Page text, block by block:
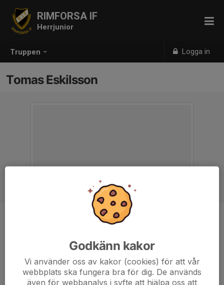
Truppen Logga in
RIMFORSA IF
Herrjunior
Tomas Eskilsson
Assisterande Tränare
Godkänn kakor
Vi använder oss av kakor (cookies) för att vår
webbplats ska fungera bra för dig. De används
även för webbanalys i syfte att hjälpa oss att